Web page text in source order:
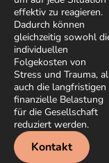
effektiv zu reagieren.
Dadurch können
gleichzeitig sowohl
individuellen
Folgekosten von
Stress und Trauma,
auch die langfristigen
finanzielle Belastung
für die Gesellschaft
reduziert werden.
Kontakt